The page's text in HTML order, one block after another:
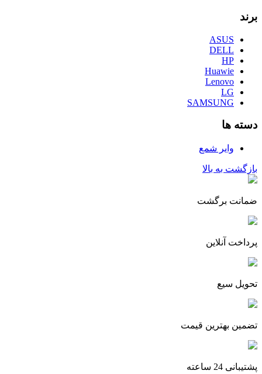
برند
ASUS
DELL
HP
Huawie
Lenovo
LG
SAMSUNG
دسته ها
وایر شمع
بازگشت به بالا
ضمانت برگشت
پرداخت آنلاین
تحویل سیع
تضمین بهترین قیمت
پشتیبانی 24 ساعته